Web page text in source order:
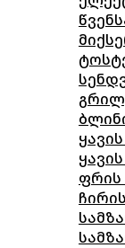
ფრის